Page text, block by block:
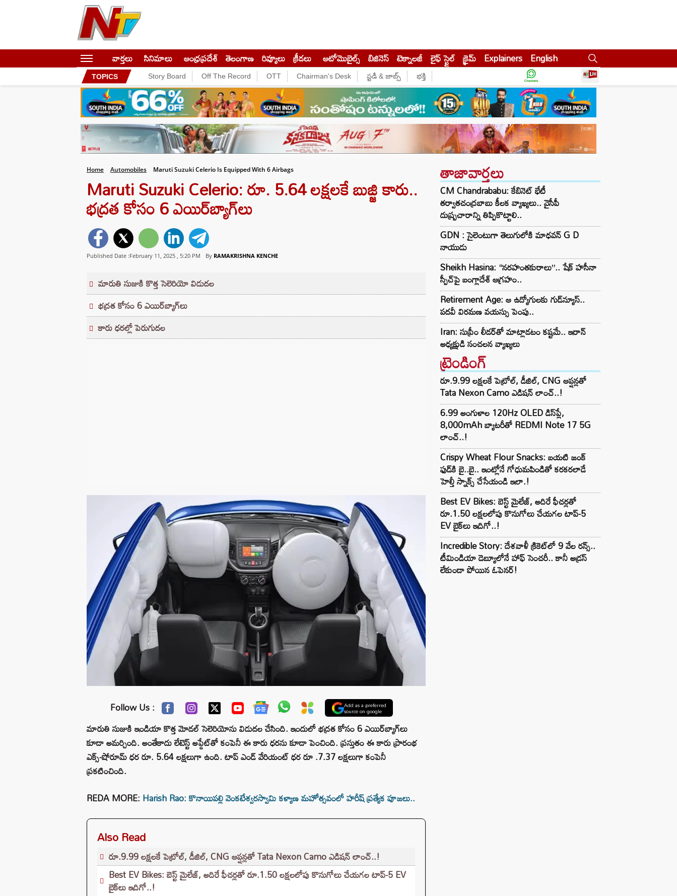
వార్తలు సినిమాలు ఆంధ్రప్రదేశ్ తెలంగాణ రివ్యూలు క్రీడలు ఆటోమొబైల్స్ బిజినెస్‌ టెక్నాలజీ లైఫ్ స్టైల్ క్రైమ్ Explainers English
TOPICS Story Board Off The Record OTT Chairman's Desk స్టడీ & జాబ్స్ భక్తి
Home Automobiles Maruti Suzuki Celerio Is Equipped With 6 Airbags
Maruti Suzuki Celerio: రూ. 5.64 లక్షలకే బుజ్జి కారు..
భద్రత కోసం 6 ఎయిర్‌బ్యాగ్‌లు
Published Date :February 11, 2025 , 5:20 PM By RAMAKRISHNA KENCHE
మారుతి సుజుకి కొత్త సెలెరియో విడుదల
భద్రత కోసం 6 ఎయిర్‌బ్యాగ్‌లు
కారు ధరల్లో పెరుగుదల
Follow Us : Add as a preferred
source on google
మారుతి సుజుకి ఇండియా కొత్త మోడల్ సెలెరియోను విడుదల చేసింది. ఇందులో భద్రత కోసం 6 ఎయిర్‌బ్యాగ్‌లు
కూడా అమర్చింది. అంతేకాదు లేటెస్ట్​ అప్డేట్‌తో కంపెనీ ఈ కారు ధరను కూడా పెంచింది. ప్రస్తుతం ఈ కారు ప్రారంభ
ఎక్స్-షోరూమ్ ధర రూ. 5.64 లక్షలుగా ఉంది. టాప్ ఎండ్​ వేరియంట్​ ధర రూ .7.37 లక్షలుగా కంపెనీ
ప్రకటించింది.
REDA MORE: Harish Rao: కొనాయిపల్లి వెంకటేశ్వరస్వామి కళ్యాణ మహోత్సవంలో హరీష్ ప్రత్యేక పూజలు..
Also Read
రూ.9.99 లక్షలకే పెట్రోల్, డీజిల్, CNG ఆప్షన్లతో Tata Nexon Camo ఎడిషన్ లాంచ్..!
Best EV Bikes: బెస్ట్ మైలేజ్, అదిరే ఫీచర్లతో రూ.1.50 లక్షలలోపు కొనుగోలు చేయగల టాప్-5 EV
బైక్‌లు ఇదిగో..!
తాజావార్తలు
CM Chandrababu: కేబినెట్ భేటీ
తర్వాతచంద్రబాబు కీలక వ్యాఖ్యలు.. వైసీపీ
దుష్ప్రచారాన్ని తిప్పికొట్టాలి..
GDN : సైలెంటుగా తెలుగులోకి మాధవన్ G D
నాయుడు
Sheikh Hasina: “నరహంతకురాలు”.. షేక్ హసీనా
స్పీచ్‌పై బంగ్లాదేశ్ ఆగ్రహం..
Retirement Age: ఆ ఉద్యోగులకు గుడ్‌న్యూస్..
పదవీ విరమణ వయస్సు పెంపు..
Iran: సుప్రీం లీడర్‌తో మాట్లాడటం కష్టమే.. ఇరాన్
అధ్యక్షుడి సంచలన వ్యాఖ్యలు
ట్రెండింగ్‌
రూ.9.99 లక్షలకే పెట్రోల్, డీజిల్, CNG ఆప్షన్లతో
Tata Nexon Camo ఎడిషన్ లాంచ్..!
6.99 అంగుళాల 120Hz OLED డిస్‌ప్లే,
8,000mAh బ్యాటరీతో REDMI Note 17 5G
లాంచ్..!
Crispy Wheat Flour Snacks: బయటి జంక్
ఫుడ్‌కి బై..బై.. ఇంట్లోనే గోధుమపిండితో కరకరలాడే
హెల్తీ స్నాక్స్ చేసేయండి ఇలా.!
Best EV Bikes: బెస్ట్ మైలేజ్, అదిరే ఫీచర్లతో
రూ.1.50 లక్షలలోపు కొనుగోలు చేయగల టాప్-5
EV బైక్‌లు ఇదిగో..!
Incredible Story: దేశవాళీ క్రికెట్‌లో 9 వేల రన్స్..
టీమిండియా డెబ్యూలోనే హాఫ్ సెంచరీ.. కానీ అడ్రస్
లేకుండా పోయిన ఓపెనర్!